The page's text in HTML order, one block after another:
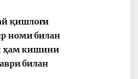
Шавкат
қишлоғи
номи билан
ҳам кишини
билан